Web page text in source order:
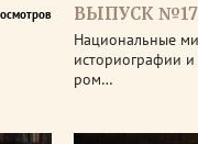
ВЫПУСК
Национальные
историографии
ром…